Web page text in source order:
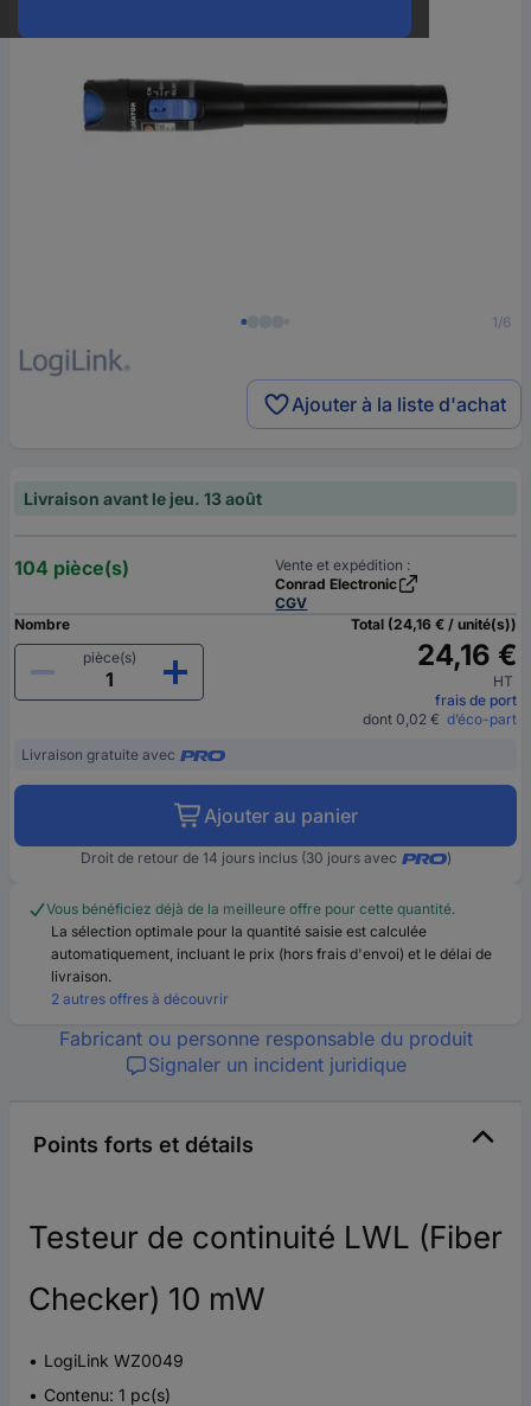
1/6
Ajouter à la liste d'achat
Livraison avant le jeu. 13 août
104 pièce(s)
Vente et expédition :
Conrad Electronic
CGV
Nombre
pièce(s)
Total (24,16 € / unité(s))
24,16 €
HT
frais de port
dont 0,02 € d’éco-part
Livraison gratuite avec
Ajouter au panier
Droit de retour de 14 jours inclus (30 jours avec )
Vous bénéficiez déjà de la meilleure offre pour cette quantité.
La sélection optimale pour la quantité saisie est calculée
automatiquement, incluant le prix (hors frais d'envoi) et le délai de
livraison.
2 autres offres à découvrir
Fabricant ou personne responsable du produit
Signaler un incident juridique
Points forts et détails
Testeur de continuité LWL (Fiber
Checker) 10 mW
LogiLink WZ0049
Contenu: 1 pc(s)